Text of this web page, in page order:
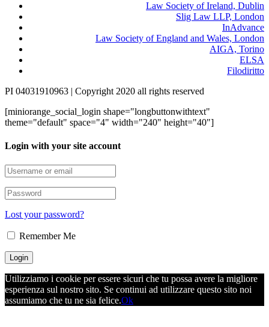
Law Society of Ireland, Dublin
Slig Law LLP, London
InAdvance
Law Society of England and Wales, London
AIGA, Torino
ELSA
Filodiritto
PI 04031910963 | Copyright 2020 all rights reserved
[miniorange_social_login shape="longbuttonwithtext"
theme="default" space="4" width="240" height="40"]
Login with your site account
Lost your password?
Remember Me
Utilizziamo i cookie per essere sicuri che tu possa avere la migliore
esperienza sul nostro sito. Se continui ad utilizzare questo sito noi
assumiamo che tu ne sia felice.Ok